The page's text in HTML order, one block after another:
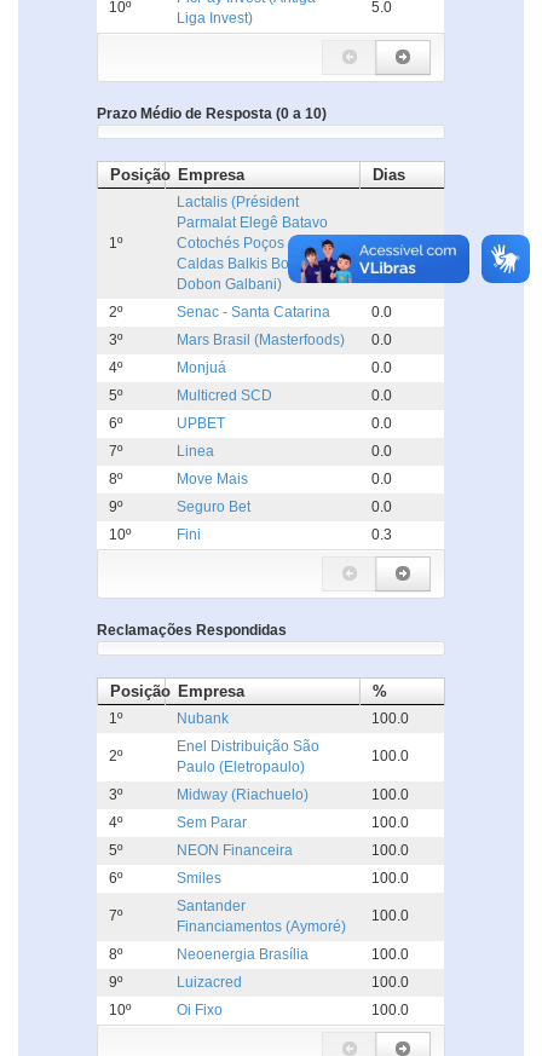
10º
Liga Invest)
5.0
Prazo Médio de Resposta (0 a 10)
Posição Empresa Dias
1º
Lactalis (Président
Parmalat Elegê Batavo
Cotochés Poços de
Caldas Balkis Boa Nata
Dobon Galbani)
0.0
2º Senac - Santa Catarina
0.0
3º
Mars Brasil (Masterfoods)
0.0
4º
Monjuá
0.0
5º
Multicred SCD
0.0
6º
UPBET
0.0
7º
Linea
0.0
8º
Move Mais
0.0
9º
Seguro Bet
0.0
10º
Fini 0.3
Reclamações Respondidas
Posição Empresa %
1º Nubank 100.0
2º
Enel Distribuição São
Paulo (Eletropaulo)
100.0
3º Midway (Riachuelo)
100.0
4º
Sem Parar
100.0
5º
NEON Financeira
100.0
6º
Smiles 100.0
7º
Santander
Financiamentos (Aymoré)
100.0
8º Neoenergia Brasília
100.0
9º
Luizacred
100.0
10º
Oi Fixo 100.0